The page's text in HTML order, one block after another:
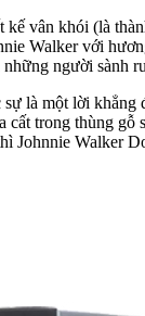
kế vân khói (là
Walker với
người sành
sự là một lời khẳng
trong thùng
Walker